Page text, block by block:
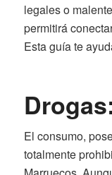
legales o
permitirá
Esta guía te
El consumo,
totalmente